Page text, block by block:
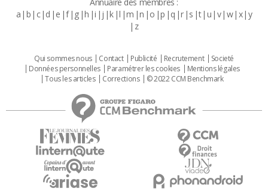
a b c d e f g h i j k l m n o p q r s t u v w x y
z
Qui sommes nous Contact Publicité Recrutement
Societé
Données personnelles
Paramétrer les cookies
Mentions légales
Tous les articles
Corrections © 2022 CCM Benchmark